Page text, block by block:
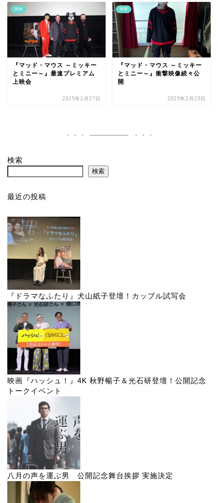
映画
『マッド・マウス ～ミッキー
とミニー～』最速プレミアム
上映会
2025年2月27日
映画
『マッド・マウス ～ミッキー
とミニー～』衝撃映像続々公
開
2025年2月23日
検索
検索
最近の投稿
『ドラマなふたり』犬山紙子登壇！カップル試写会
映画『ハッシュ！』4K 秋野暢子＆光石研登壇！公開記念
トークイベント
八月の声を運ぶ男 公開記念舞台挨拶 実施決定